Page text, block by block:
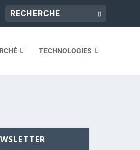
TECHNOLOGIES